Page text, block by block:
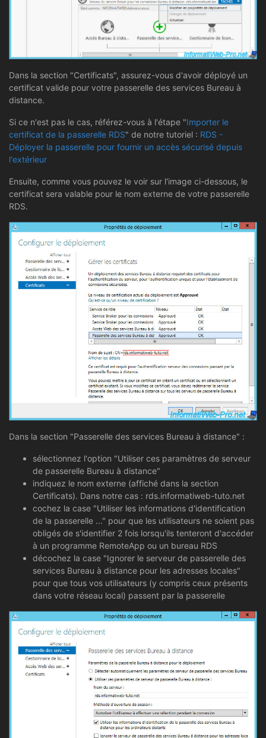
Dans la section "Certificats", assurez-vous d'avoir déployé un
certificat valide pour votre passerelle des services Bureau à
distance.
Si ce n'est pas le cas, référez-vous à l'étape "Importer le
certificat de la passerelle RDS" de notre tutoriel : RDS -
Déployer la passerelle pour fournir un accès sécurisé depuis
l'extérieur
Ensuite, comme vous pouvez le voir sur l'image ci-dessous, le
certificat sera valable pour le nom externe de votre passerelle
RDS.
Dans la section "Passerelle des services Bureau à distance" :
sélectionnez l'option "Utiliser ces paramètres de serveur
de passerelle Bureau à distance"
indiquez le nom externe (affiché dans la section
Certificats). Dans notre cas : rds.informatiweb-tuto.net
cochez la case "Utiliser les informations d'identification
de la passerelle ..." pour que les utilisateurs ne soient pas
obligés de s'identifier 2 fois lorsqu'ils tenteront d'accéder
à un programme RemoteApp ou un bureau RDS
décochez la case "Ignorer le serveur de passerelle des
services Bureau à distance pour les adresses locales"
pour que tous vos utilisateurs (y compris ceux présents
dans votre réseau local) passent par la passerelle